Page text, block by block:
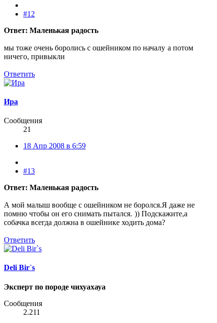
#12
Ответ: Маленькая радость
мы тоже очень боролись с ошейником по началу а потом
ничего, привыкли
Ответить
Ира
Сообщения
21
18 Апр 2008 в 6:59
#13
Ответ: Маленькая радость
А мой малыш вообще с ошейником не боролся.Я даже не
помню чтобы он его снимать пытался. )) Подскажите,а
собачка всегда должна в ошейнике ходить дома?
Ответить
Deli Bir`s
Эксперт по породе чихуахауа
Сообщения
2.211